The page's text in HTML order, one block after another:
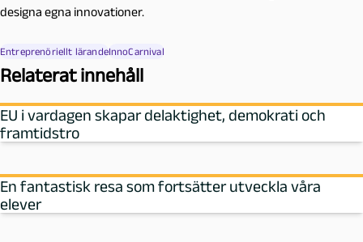
designa egna innovationer.
Entreprenöriellt lärandeInnoCarnival
Relaterat innehåll
EU i vardagen skapar delaktighet, demokrati och
framtidstro
En fantastisk resa som fortsätter utveckla våra
elever